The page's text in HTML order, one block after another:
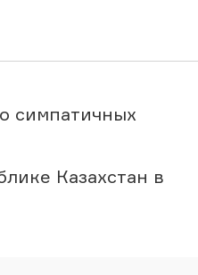
симпатичных
Казахстан в